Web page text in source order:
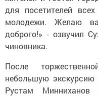
для посетителей
молодежи. Желаю
доброго!» - озвучил
чиновника.
После
небольшую
Рустам